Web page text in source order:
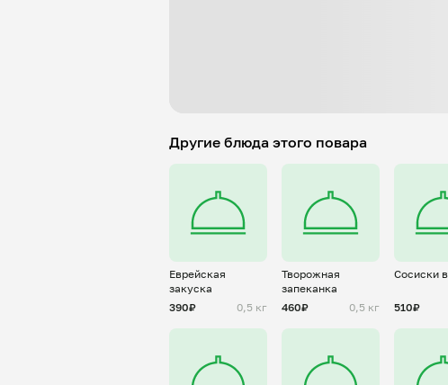
Другие блюда этого повара
Еврейская
закуска
390₽
0,5 кг
Творожная
запеканка
460₽
0,5 кг
Сосиски
510₽